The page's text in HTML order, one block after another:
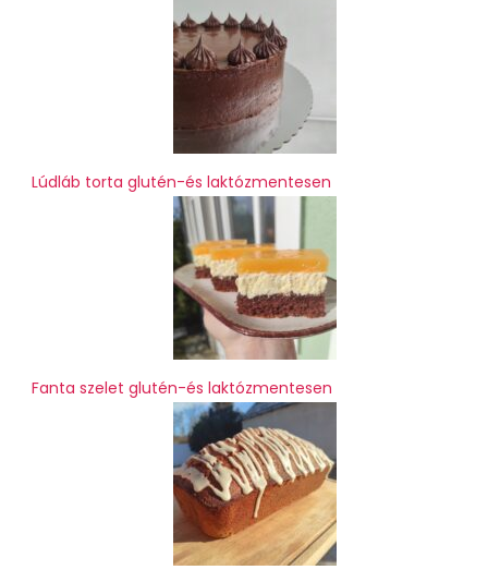
Lúdláb torta glutén-és laktózmentesen
Fanta szelet glutén-és laktózmentesen